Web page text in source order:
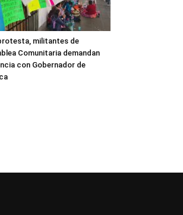
militantes de
Comunitaria demandan
con Gobernador de